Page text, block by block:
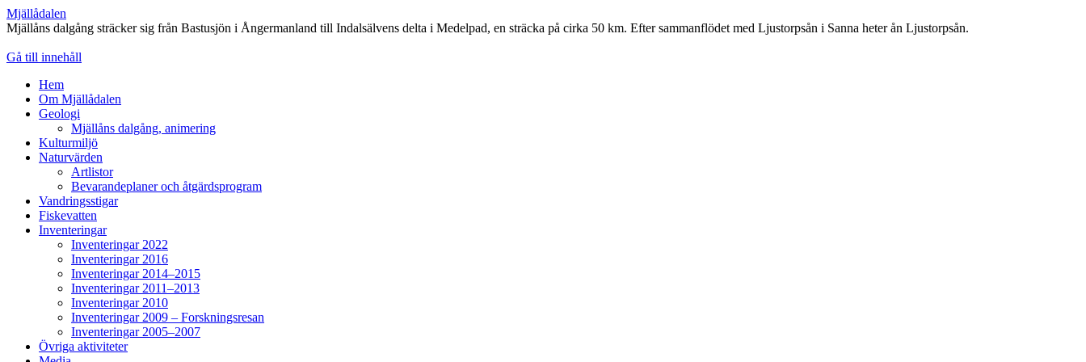
Mjällådalen
Mjällåns dalgång sträcker sig från Bastusjön i Ångermanland till Indalsälvens delta i Medelpad, en sträcka på cirka 50 km. Efter sammanflödet med Ljustorpsån i Sanna heter ån Ljustorpsån.
Gå till innehåll
Hem
Om Mjällådalen
Geologi
Mjällåns dalgång, animering
Kulturmiljö
Naturvärden
Artlistor
Bevarandeplaner och åtgärdsprogram
Vandringsstigar
Fiskevatten
Inventeringar
Inventeringar 2022
Inventeringar 2016
Inventeringar 2014–2015
Inventeringar 2011–2013
Inventeringar 2010
Inventeringar 2009 – Forskningsresan
Inventeringar 2005–2007
Övriga aktiviteter